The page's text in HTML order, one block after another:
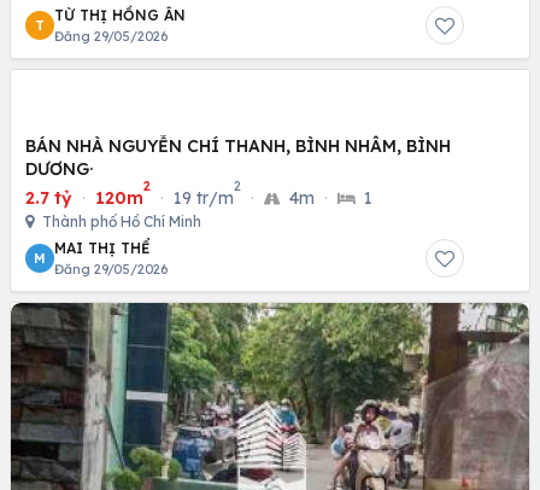
T
TỪ THỊ HỒNG ÂN
Đăng 29/05/2026
BÁN NHÀ NGUYỄN CHÍ THANH, BÌNH NHÂM, BÌNH
DƯƠNG·
2.7 tỷ · 120m
2
· 19 tr/m
2
· 4m · 1
Thành phố Hồ Chí Minh
M
MAI THỊ THỂ
Đăng 29/05/2026